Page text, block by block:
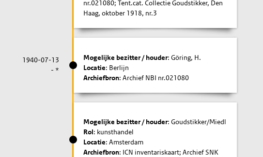
nr.021080; Tent.cat. Collectie Goudstikker, Den
Haag, oktober 1918, nr.3
1940-07-13
- *
Mogelijke bezitter / houder: Göring, H.
Locatie: Berlijn
Archiefbron: Archief NBI nr.021080
Mogelijke bezitter / houder: Goudstikker/Miedl
Rol: kunsthandel
Locatie: Amsterdam
Archiefbron: ICN inventariskaart; Archief SNK